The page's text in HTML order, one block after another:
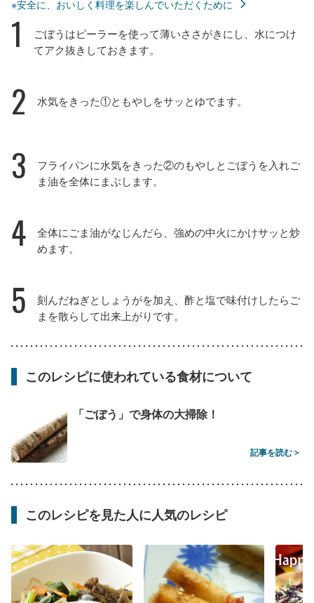
※安全に、おいしく料理を楽しんでいただくために
1
ごぼうはピーラーを使って薄いささがきにし、水につけ
てアク抜きしておきます。
2 水気をきった①ともやしをサッとゆでます。
3
フライパンに水気をきった②のもやしとごぼうを入れご
ま油を全体にまぶします。
4
全体にごま油がなじんだら、強めの中火にかけサッと炒
めます。
5
刻んだねぎとしょうがを加え、酢と塩で味付けしたらご
まを散らして出来上がりです。
このレシピに使われている食材について
「ごぼう」で身体の大掃除！
記事を読む >
このレシピを見た人に人気のレシピ